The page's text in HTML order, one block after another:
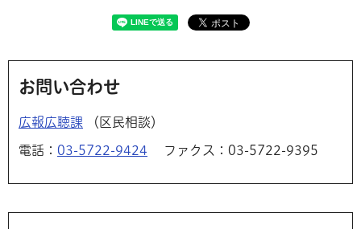
お問い合わせ
広報広聴課 （区民相談）
電話： 03-5722-9424 ファクス：03-5722-9395